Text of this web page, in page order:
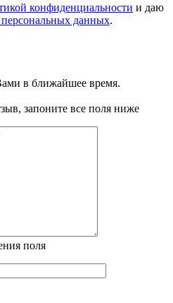
конфиденциальности и даю
персональных данных.
в ближайшее время.
запоните все поля ниже
поля